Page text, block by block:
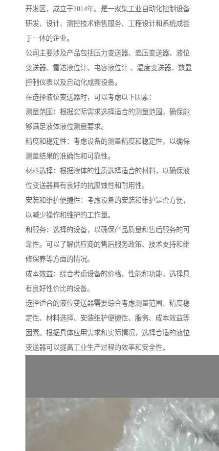
开发区，成立于2014年。是一家集工业自动化控制设备
研发、设计、测控技术销售服务、工程设计和系统成套
于一体的企业。
公司主要涉及产品包括压力变送器、差压变送器、液位
变送器、雷达液位计、电容液位计 、温度变送器、数显
控制仪表以及自动化成套设备。
在选择液位变送器时，可以考虑以下因素：
测量范围：根据实际需求选择适合的测量范围，确保能
够满足液体液位测量要求。
精度和稳定性：考虑设备的测量精度和稳定性，以确保
测量结果的准确性和可靠性。
材料选择：根据液体的性质选择适合的材料，以确保液
位变送器具有良好的抗腐蚀性和耐用性。
安装和维护便捷性：考虑设备的安装和维护是否方便，
以减少操作和维护的工作量。
和服务：选择的设备，以确保产品质量和售后服务的可
靠性。可以了解供应商的售后服务政策、技术支持和维
修保养等方面的情况。
成本效益：综合考虑设备的价格、性能和功能，选择具
有良好性价比的设备。
选择适合的液位变送器需要综合考虑测量范围、精度稳
定性、材料选择、安装维护便捷性、服务、成本效益等
因素。根据具体应用需求和实际情况，选择合适的液位
变送器可以提高工业生产过程的效率和安全性。